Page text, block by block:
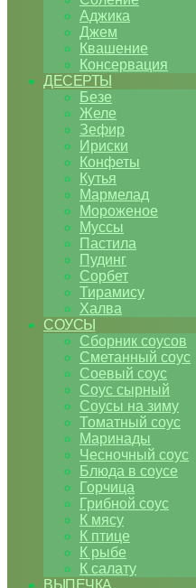
Аджика
Джем
Квашение
Консервация
ДЕСЕРТЫ
Безе
Желе
Зефир
Ириски
Конфеты
Кутья
Мармелад
Мороженое
Муссы
Пастила
Пудинг
Сорбет
Тирамису
Халва
СОУСЫ
Сборник соусов
Сметанный соус
Соевый соус
Соус сырный
Соусы на зиму
Томатный соус
Маринады
Чесночный соус
Блюда в соусе
Горчица
Грибной соус
К мясу
К птице
К рыбе
К салату
ВЫПЕЧКА